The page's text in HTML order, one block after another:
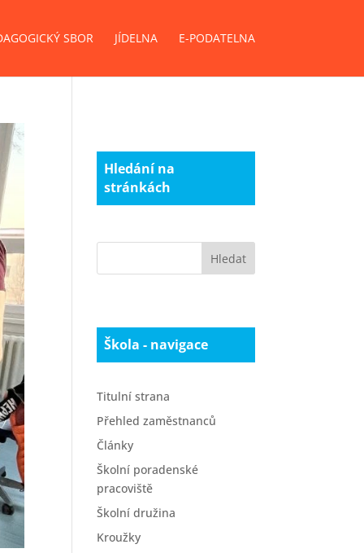
SBOR JÍDELNA E-PODATELNA
Hledání na
stránkách
Škola - navigace
Titulní strana
Přehled zaměstnanců
Články
Školní poradenské
pracoviště
Školní družina
Kroužky